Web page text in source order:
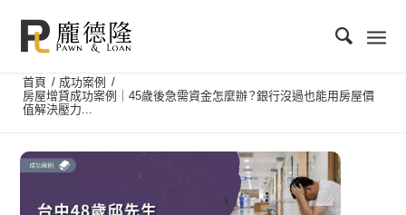
首頁 / 成功案例
/
房屋增貸成功案例｜45歲後急需資金怎麼辦？銀行沒過也能用房屋價
值解決壓力...